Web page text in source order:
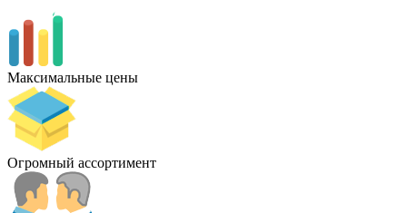
Максимальные цены
Огромный ассортимент